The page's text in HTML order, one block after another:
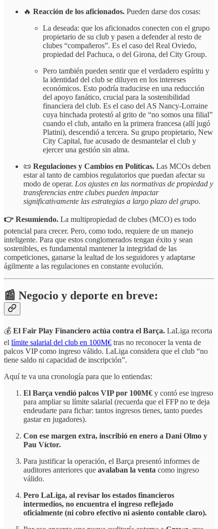
🔥 Reacción de los aficionados. Pueden darse dos cosas:
La deseada: que los aficionados conecten con el grupo
propietario de su club y pasen a defender al resto de
clubes “compañeros”. Es el caso del Real Oviedo,
propiedad del Pachuca, o del Girona, del City Group.
Pero también pueden sentir que el verdadero espíritu y
la identidad del club se diluyen en los intereses
económicos. Esto podría traducirse en una reducción
del apoyo fanático, crucial para la sostenibilidad
financiera del club. Es el caso del AS Nancy-Lorraine
cuya hinchada protestó al grito de “no somos una filial”
cuando el club, antaño en la primera francesa (allí jugó
Platini), descendió a tercera. Su grupo propietario, New
City Capital, fue acusado de desmantelar el club y
ejercer una gestión sin alma.
📜 Regulaciones y Cambios en Políticas. Las MCOs deben
estar al tanto de cambios regulatorios que puedan afectar su
modo de operar. Los ajustes en las normativas de propiedad y
transferencias entre clubes pueden impactar
significativamente las estrategias a largo plazo del grupo.
👉 Resumiendo. La multipropiedad de clubes (MCO) es todo
potencial para crecer. Pero, como todo, requiere de un manejo
inteligente. Para que estos conglomerados tengan éxito y sean
sostenibles, es fundamental mantener la integridad de las
competiciones, ganarse la lealtad de los seguidores y adaptarse
ágilmente a las regulaciones en constante evolución.
📰 Negocio y deporte en breve:
💰 El Fair Play Financiero actúa contra el Barça. LaLiga recorta
el límite salarial del club en 100M€ tras no reconocer la venta de
palcos VIP como ingreso válido. LaLiga considera que el club “no
tiene saldo ni capacidad de inscripción”.
Aquí te va una cronología para que lo entiendas:
El Barça vendió palcos VIP por 100M€ y contó ese ingreso
para ampliar su límite salarial (recuerda que el FFP no te deja
endeudarte para fichar: tantos ingresos tienes, tanto puedes
gastar en jugadores).
Con ese margen extra, inscribió en enero a Dani Olmo y
Pau Víctor.
Para justificar la operación, el Barça presentó informes de
auditores anteriores que avalaban la venta como ingreso
válido.
Pero LaLiga, al revisar los estados financieros
intermedios, no encuentra el ingreso reflejado
oficialmente (ni cobro efectivo ni asiento contable claro).